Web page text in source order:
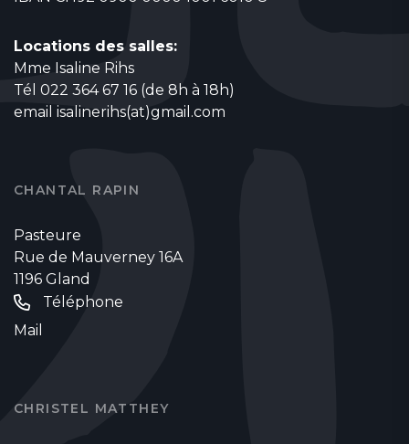
Locations des salles:
Mme Isaline Rihs
Tél 022 364 67 16 (de 8h à 18h)
email isalinerihs(at)gmail.com
CHANTAL RAPIN
Pasteure
Rue de Mauverney 16A
1196 Gland
Téléphone
Mail
CHRISTEL MATTHEY